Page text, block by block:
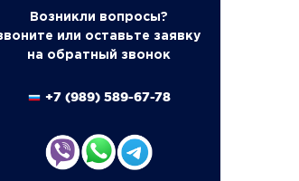
Возникли вопросы?
или оставьте заявку
на обратный звонок
+7 (989) 589-67-78